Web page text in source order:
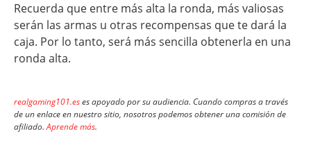
Recuerda que entre más alta la ronda, más valiosas
serán las armas u otras recompensas que te dará la
caja. Por lo tanto, será más sencilla obtenerla en una
ronda alta.
realgaming101.eses apoyado por su audiencia. Cuando compras a través
de un enlace en nuestro sitio, nosotros podemos obtener una comisión de
afiliado.Aprende más.